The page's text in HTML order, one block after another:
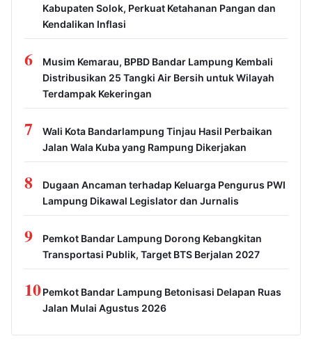
Kabupaten Solok, Perkuat Ketahanan Pangan dan
Kendalikan Inflasi
6
Musim Kemarau, BPBD Bandar Lampung Kembali
Distribusikan 25 Tangki Air Bersih untuk Wilayah
Terdampak Kekeringan
7
Wali Kota Bandarlampung Tinjau Hasil Perbaikan
Jalan Wala Kuba yang Rampung Dikerjakan
8
Dugaan Ancaman terhadap Keluarga Pengurus PWI
Lampung Dikawal Legislator dan Jurnalis
9
Pemkot Bandar Lampung Dorong Kebangkitan
Transportasi Publik, Target BTS Berjalan 2027
10Pemkot Bandar Lampung Betonisasi Delapan Ruas
Jalan Mulai Agustus 2026